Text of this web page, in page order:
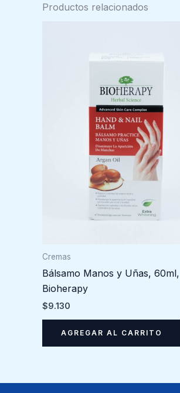
Productos relacionados
Cremas
Bálsamo Manos y Uñas, 60ml,
Bioherapy
$9.130
AGREGAR AL CARRITO